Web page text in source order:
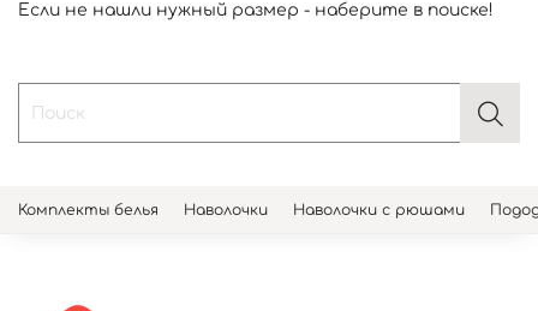
Если не нашли нужный размер - наберите в поиске!
Комплекты белья Наволочки Наволочки с рюшами